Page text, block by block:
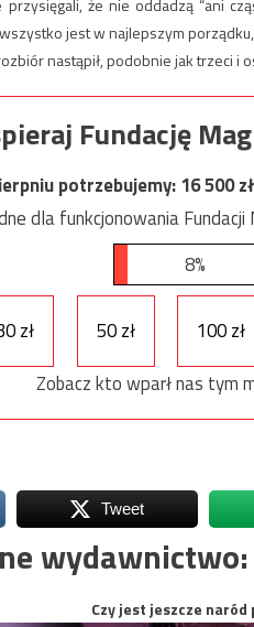
że nie oddadzą “ani
jest w najlepszym
nastąpił, podobnie jak trzeci i
Fundację
potrzebujemy:16 500
dla funkcjonowania Fundacji
8%
zł 50 zł 100 zł
Zobacz kto wparł nas tym
Tweet
wydawnictwo:
Czy jest jeszcze naród